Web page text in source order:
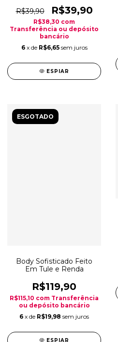
R$39,90 R$39,90
R$38,30 com
Transferência ou depósito
bancário
6 x de R$6,65 sem juros
ESPIAR
ESGOTADO
Body Sofisticado Feito
Em Tule e Renda
R$119,90
R$115,10 com Transferência
ou depósito bancário
6 x de R$19,98 sem juros
ESPIAR